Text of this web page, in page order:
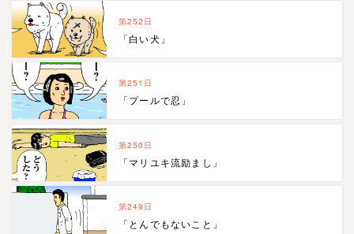
第252日
「白い犬」
第251日
「プールで忍」
第250日
「マリユキ流励まし」
第249日
「とんでもないこと」